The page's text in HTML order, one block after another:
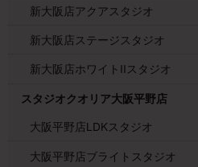
新大阪店アクアスタジオ
新大阪店ステージスタジオ
新大阪店ホワイトIIスタジオ
スタジオクオリア大阪平野店
大阪平野店LDKスタジオ
大阪平野店ブライトスタジオ